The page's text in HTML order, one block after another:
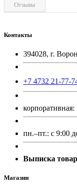
Отзывы
Контакты
394028, г.
+7 4732 21-77-
корпоративная:
пн.–пт.: с 9:00
Выписка
Магазин